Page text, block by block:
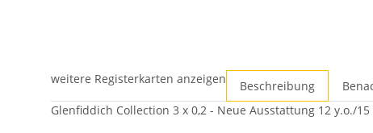
weitere Registerkarten anzeigen Beschreibung
Glenfiddich Collection 3 x 0,2 - Neue Ausstattung 12 y.o./15